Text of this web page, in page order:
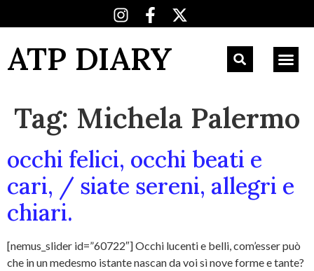
ATP DIARY
Tag: Michela Palermo
occhi felici, occhi beati e
cari, / siate sereni, allegri e
chiari.
[nemus_slider id=”60722″] Occhi lucenti e belli, com’esser può
che in un medesmo istante nascan da voi sì nove forme e tante?